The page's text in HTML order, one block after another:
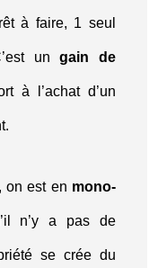
à faire, 1 seul
ungain de
à l’achat d’un
on est en mono-
n’y a pas de
se crée du